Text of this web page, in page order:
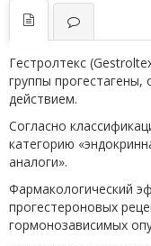
Гестролтекс
группы
действием.
Согласно
категорию
аналоги».
Фармакологический
прогестероновых
гормонозависимых